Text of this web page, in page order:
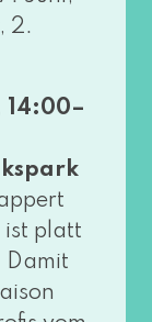
2.
14:00–
ist platt
Damit